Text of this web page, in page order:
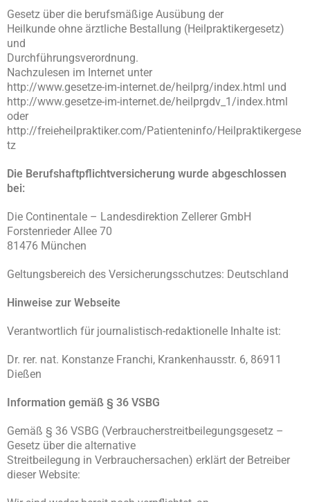
Gesetz über die berufsmäßige Ausübung der
Heilkunde ohne ärztliche Bestallung (Heilpraktikergesetz)
und
Durchführungsverordnung.
Nachzulesen im Internet unter
http://www.gesetze-im-internet.de/heilprg/index.html und
http://www.gesetze-im-internet.de/heilprgdv_1/index.html
oder
http://freieheilpraktiker.com/Patienteninfo/Heilpraktikergese
tz
Die Berufshaftpflichtversicherung wurde abgeschlossen
bei:
Die Continentale – Landesdirektion Zellerer GmbH
Forstenrieder Allee 70
81476 München
Geltungsbereich des Versicherungsschutzes: Deutschland
Hinweise zur Webseite
Verantwortlich für journalistisch-redaktionelle Inhalte ist:
Dr. rer. nat. Konstanze Franchi, Krankenhausstr. 6, 86911
Dießen
Information gemäß § 36 VSBG
Gemäß § 36 VSBG (Verbraucherstreitbeilegungsgesetz –
Gesetz über die alternative
Streitbeilegung in Verbrauchersachen) erklärt der Betreiber
dieser Website: